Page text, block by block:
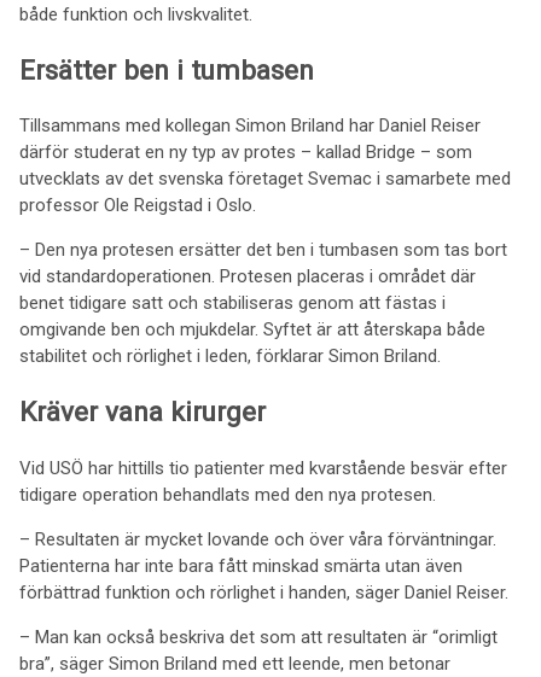
både funktion och livskvalitet.
Ersätter ben i tumbasen
Tillsammans med kollegan Simon Briland har Daniel Reiser
därför studerat en ny typ av protes – kallad Bridge – som
utvecklats av det svenska företaget Svemac i samarbete med
professor Ole Reigstad i Oslo.
– Den nya protesen ersätter det ben i tumbasen som tas bort
vid standardoperationen. Protesen placeras i området där
benet tidigare satt och stabiliseras genom att fästas i
omgivande ben och mjukdelar. Syftet är att återskapa både
stabilitet och rörlighet i leden, förklarar Simon Briland.
Kräver vana kirurger
Vid USÖ har hittills tio patienter med kvarstående besvär efter
tidigare operation behandlats med den nya protesen.
– Resultaten är mycket lovande och över våra förväntningar.
Patienterna har inte bara fått minskad smärta utan även
förbättrad funktion och rörlighet i handen, säger Daniel Reiser.
– Man kan också beskriva det som att resultaten är “orimligt
bra”, säger Simon Briland med ett leende, men betonar